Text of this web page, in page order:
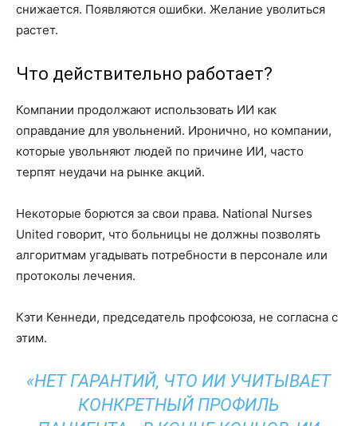
снижается. Появляются ошибки. Желание уволиться
растет.
Что действительно работает?
Компании продолжают использовать ИИ как
оправдание для увольнений. Иронично, но компании,
которые увольняют людей по причине ИИ, часто
терпят неудачи на рынке акций.
Некоторые борются за свои права. National Nurses
United говорит, что больницы не должны позволять
алгоритмам угадывать потребности в персонале или
протоколы лечения.
Кэти Кеннеди, председатель профсоюза, не согласна с
этим.
«НЕТ ГАРАНТИЙ, ЧТО ИИ УЧИТЫВАЕТ
КОНКРЕТНЫЙ ПРОФИЛЬ